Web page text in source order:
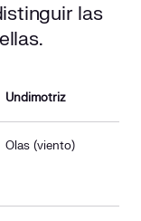
las
Undimotriz
Olas (viento)